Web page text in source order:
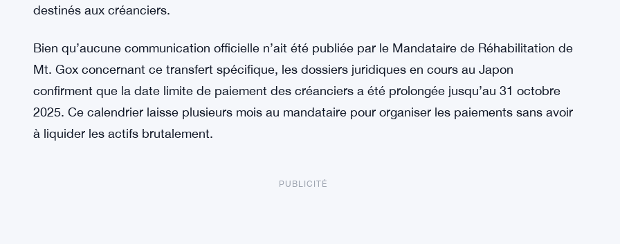
destinés aux créanciers.
Bien qu’aucune communication officielle n’ait été publiée par le Mandataire de Réhabilitation de
Mt. Gox concernant ce transfert spécifique, les dossiers juridiques en cours au Japon
confirment que la date limite de paiement des créanciers a été prolongée jusqu’au 31 octobre
2025. Ce calendrier laisse plusieurs mois au mandataire pour organiser les paiements sans avoir
à liquider les actifs brutalement.
PUBLICITÉ